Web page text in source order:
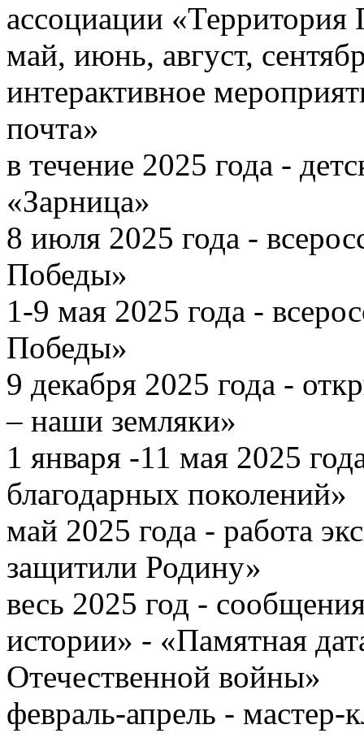
ассоциации
май, июнь, август,
интерактивное
почта»
в течение 2025 года -
«Зарница»
8 июля 2025 года -
Победы»
1-9 мая 2025 года -
Победы»
9 декабря 2025 года -
– наши земляки»
1 января -11 мая 2025
благодарных поколений»
май 2025 года - работа
защитили Родину»
весь 2025 год -
истории» - «Памятная
Отечественной войны»
февраль-апрель -